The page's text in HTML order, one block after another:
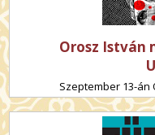
Orosz István
Szeptember 13-